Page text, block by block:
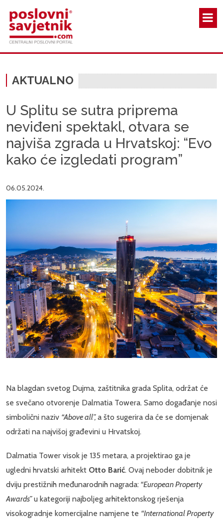
AKTUALNO
U Splitu se sutra priprema
neviđeni spektakl, otvara se
najviša zgrada u Hrvatskoj: “Evo
kako će izgledati program”
06.05.2024.
Na blagdan svetog Dujma, zaštitnika grada Splita, održat će
se svečano otvorenje Dalmatia Towera. Samo događanje nosi
simbolični naziv “Above all”,a što sugerira da će se domjenak
održati na najvišoj građevini u Hrvatskoj.
Dalmatia Tower visok je 135 metara, a projektirao ga je
ugledni hrvatski arhitekt Otto Barić. Ovaj neboder dobitnik je
dviju prestižnih međunarodnih nagrada: “European Property
Awards”u kategoriji najboljeg arhitektonskog rješenja
visokogradnje komercijalne namjene te “International Property